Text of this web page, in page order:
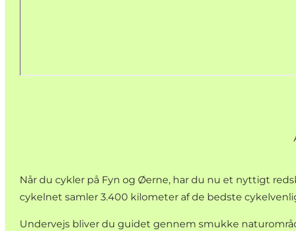
Når du cykler på Fyn og Øerne, har du nu et nyttigt
cykelnet samler 3.400 kilometer af de bedste
Undervejs bliver du guidet gennem smukke